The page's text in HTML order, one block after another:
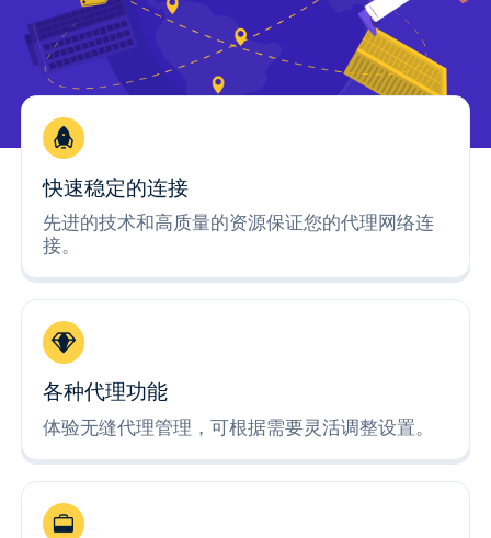
快速稳定的连接
先进的技术和高质量的资源保证您的代理网络连
接。
各种代理功能
体验无缝代理管理，可根据需要灵活调整设置。